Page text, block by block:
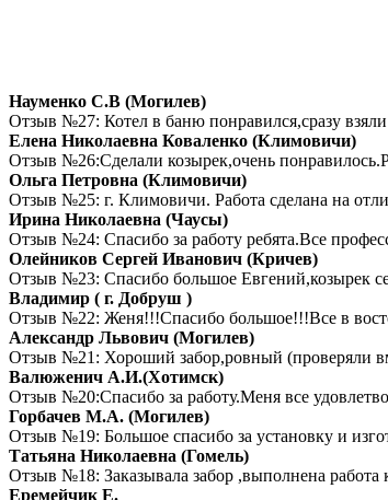
Науменко С.В (Могилев)
Отзыв №27: Котел в баню понравился,сразу
Елена Николаевна Коваленко (Климовичи)
Отзыв №26:Сделали козырек,очень
Ольга Петровна (Климовичи)
Отзыв №25: г. Климовичи. Работа сделана на
Ирина Николаевна (Чаусы)
Отзыв №24: Спасибо за работу ребята.Все
Олейников Сергей Иванович (Кричев)
Отзыв №23: Спасибо большое Евгений,козырек
Владимир ( г. Добруш )
Отзыв №22: Женя!!!Спасибо большое!!!Все в
Александр Львович (Могилев)
Отзыв №21: Хороший забор,ровный (проверяли
Валюженич А.И.(Хотимск)
Отзыв №20:Спасибо за работу.Меня все
Горбачев М.А. (Могилев)
Отзыв №19: Большое спасибо за установку и
Татьяна Николаевна (Гомель)
Отзыв №18: Заказывала забор ,выполнена
Еремейчик Е.